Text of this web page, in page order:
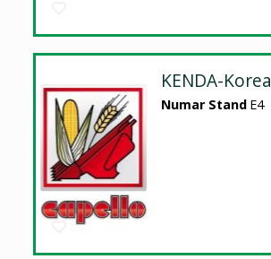
KENDA-Korea
Numar Stand E4